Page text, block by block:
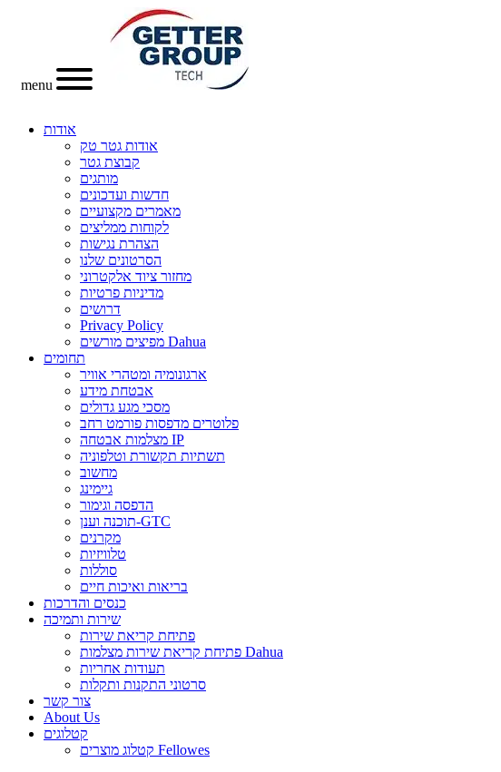
menu
אודות
אודות גטר טק
קבוצת גטר
מותגים
חדשות ועדכונים
מאמרים מקצועיים
לקוחות ממליצים
הצהרת נגישות
הסרטונים שלנו
מחזור ציוד אלקטרוני
מדיניות פרטיות
דרושים
Privacy Policy
מפיצים מורשים Dahua
תחומים
ארגונומיה ומטהרי אוויר
אבטחת מידע
מסכי מגע גדולים
פלוטרים מדפסות פורמט רחב
מצלמות אבטחה IP
תשתיות תקשורת וטלפוניה
מחשוב
גיימינג
הדפסה וגימור
תוכנה וענן-GTC
מקרנים
טלוויזיות
סוללות
בריאות ואיכות חיים
כנסים והדרכות
שירות ותמיכה
פתיחת קריאת שירות
פתיחת קריאת שירות מצלמות Dahua
תעודות אחריות
סרטוני התקנות ותקלות
צור קשר
About Us
קטלוגים
קטלוג מוצרים Fellowes